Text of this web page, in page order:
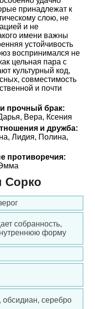
принадлежат к
слою, не
и не
имени важны
устойчивость
воспринимался не
цельная пара с
культурный код,
совместимость
и почти
прочный брак:
Вера, Ксения
и дружба:
Лидия, Полина,
противоречия:
Сорко
собранность,
форму
обсидиан, серебро